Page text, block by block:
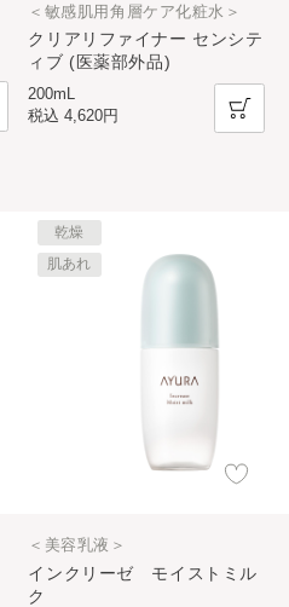
クリアリファイナー センシテ
ィブ (医薬部外品)
＜敏感肌用角層ケア化粧水＞
200mL
税込4,620円
インクリーゼ モイストミル
ク
乾燥
肌あれ
＜美容乳液＞